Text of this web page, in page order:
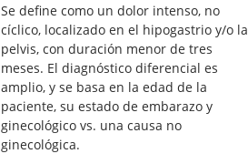
Se define como un dolor intenso, no
cíclico, localizado en el hipogastrio y/o la
pelvis, con duración menor de tres
meses. El diagnóstico diferencial es
amplio, y se basa en la edad de la
paciente, su estado de embarazo y
ginecológico vs. una causa no
ginecológica.